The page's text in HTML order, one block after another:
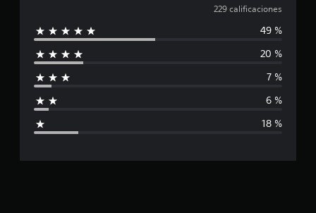
a
l
i
a
229 calificaciones
49 %
20 %
7 %
6 %
18 %